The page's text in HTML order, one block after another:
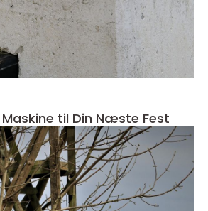
Maskine til Din Næste Fest